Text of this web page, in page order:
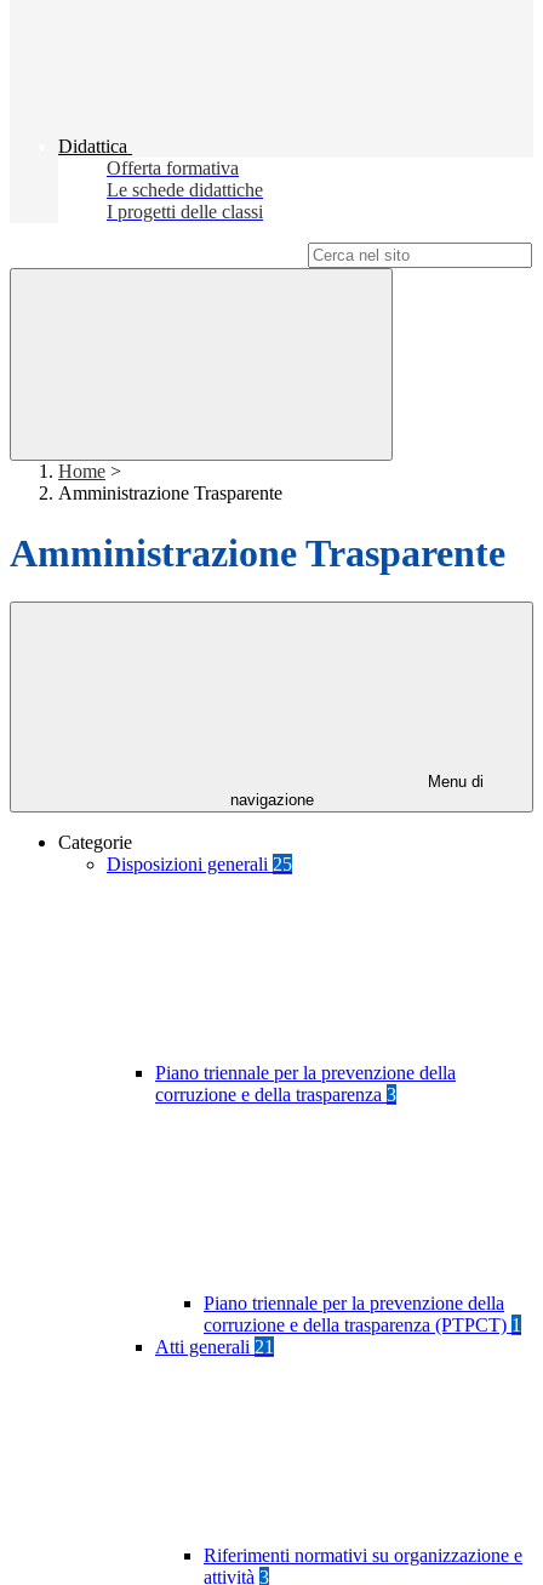
Didattica
Offerta formativa
Le schede didattiche
I progetti delle classi
Home >
Amministrazione Trasparente
Amministrazione Trasparente
Menu di
navigazione
Categorie
Disposizioni generali 25
Piano triennale per la prevenzione della
corruzione e della trasparenza 3
Piano triennale per la prevenzione della
corruzione e della trasparenza (PTPCT) 1
Atti generali 21
Riferimenti normativi su organizzazione e
attività 3